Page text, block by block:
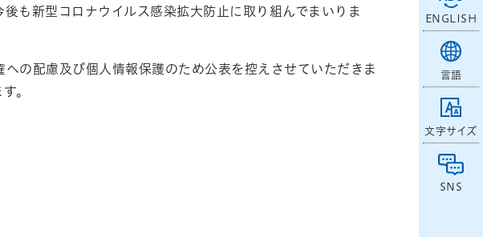
ENGLISH
言語
文字サイズ
SNS
も新型コロナウイルス感染拡大防止に取り組んでまいりま
の配慮及び個人情報保護のため公表を控えさせていただきま
。